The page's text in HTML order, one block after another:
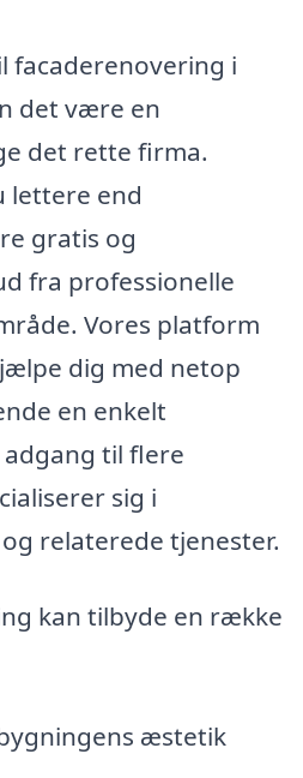
facaderenovering i
det være en
det rette firma.
lettere end
gratis og
fra professionelle
Vores platform
dig med netop
en enkelt
til flere
sig i
relaterede tjenester.
kan tilbyde en række
æstetik